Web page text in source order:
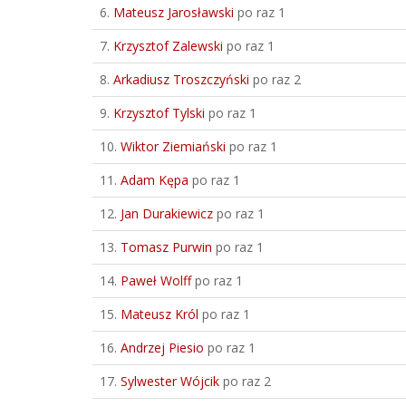
6. Mateusz Jarosławski po raz 1
7. Krzysztof Zalewski po raz 1
8. Arkadiusz Troszczyński po raz 2
9. Krzysztof Tylski po raz 1
10. Wiktor Ziemiański po raz 1
11. Adam Kępa po raz 1
12. Jan Durakiewicz po raz 1
13. Tomasz Purwin po raz 1
14. Paweł Wolffpo raz 1
15. Mateusz Król po raz 1
16. Andrzej Piesio po raz 1
17. Sylwester Wójcik po raz 2